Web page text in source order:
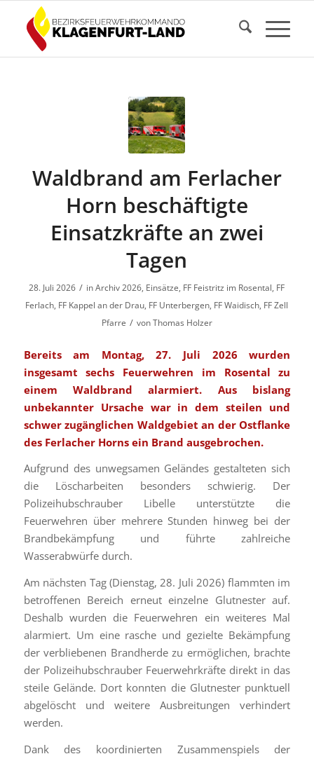
Waldbrand am Ferlacher
Horn beschäftigte
Einsatzkräfte an zwei
Tagen
28. Juli 2026 / inArchiv 2026, Einsätze, FF Feistritz im Rosental, FF
Ferlach, FF Kappel an der Drau, FF Unterbergen, FF Waidisch, FF Zell
Pfarre / vonThomas Holzer
Bereits am Montag, 27. Juli 2026 wurden
insgesamt sechs Feuerwehren im Rosental zu
einem Waldbrand alarmiert. Aus bislang
unbekannter Ursache war in dem steilen und
schwer zugänglichen Waldgebiet an der Ostflanke
des Ferlacher Horns ein Brand ausgebrochen.
Aufgrund des unwegsamen Geländes gestalteten sich
die Löscharbeiten besonders schwierig. Der
Polizeihubschrauber Libelle unterstützte die
Feuerwehren über mehrere Stunden hinweg bei der
Brandbekämpfung und führte zahlreiche
Wasserabwürfe durch.
Am nächsten Tag (Dienstag, 28. Juli 2026) flammten im
betroffenen Bereich erneut einzelne Glutnester auf.
Deshalb wurden die Feuerwehren ein weiteres Mal
alarmiert. Um eine rasche und gezielte Bekämpfung
der verbliebenen Brandherde zu ermöglichen, brachte
der Polizeihubschrauber Feuerwehrkräfte direkt in das
steile Gelände. Dort konnten die Glutnester punktuell
abgelöscht und weitere Ausbreitungen verhindert
werden.
Dank des koordinierten Zusammenspiels der